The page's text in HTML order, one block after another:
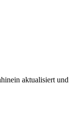
aktualisiert